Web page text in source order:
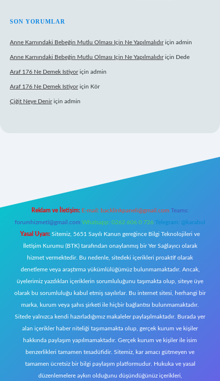
SON YORUMLAR
Anne Karnındaki Bebeğin Mutlu Olması Için Ne Yapılmalıdıriçin admin
Anne Karnındaki Bebeğin Mutlu Olması Için Ne Yapılmalıdıriçin Dede
Araf 176 Ne Demek Istiyoriçin admin
Araf 176 Ne Demek Istiyoriçin Kör
Çiğit Neye Deniriçin admin
Reklam ve İletişim: E-mail: backlinkpaneli@gmail.com Teams:
forumhizmeti@gmail.com Whatsapp: 0262 606 0 726 Telegram: @karabul
Yasal Uyarı: Sitemiz, 5651 Sayılı Kanun gereğince Bilgi Teknolojileri ve
İletişim Kurumu (BTK) tarafından onaylanmış bir Yer Sağlayıcı olarak
hizmet vermektedir. Bu nedenle, sitedeki içerikleri proaktif olarak
denetleme veya araştırma yükümlülüğümüz bulunmamaktadır. Ancak,
üyelerimiz yazdıkları içeriklerin sorumluluğunu taşımakta olup, siteye üye
olarak bu sorumluluğu kabul etmiş sayılırlar. Bu internet sitesi, herhangi bir
marka, kurum veya şahıs şirketi ile hiçbir bağlantısı bulunmamaktadır.
Sitede yalnızca kendi hazırladığımız makaleler paylaşılmaktadır. Burada yer
alan içerikler haber niteliği taşımamakta olup, gerçek kurum ve kişiler
hakkında paylaşım yapılmamaktadır. Gerçek kurum ve kişiler ile isim
benzerlikleri tamamen tesadüfidir. Sitemiz, kar amacı gütmeyen ve
tamamen ücretsiz bir bilgi paylaşım platformudur. Hukuka ve yasal
düzenlemelere aykırı olduğunu düşündüğünüz içerikleri,